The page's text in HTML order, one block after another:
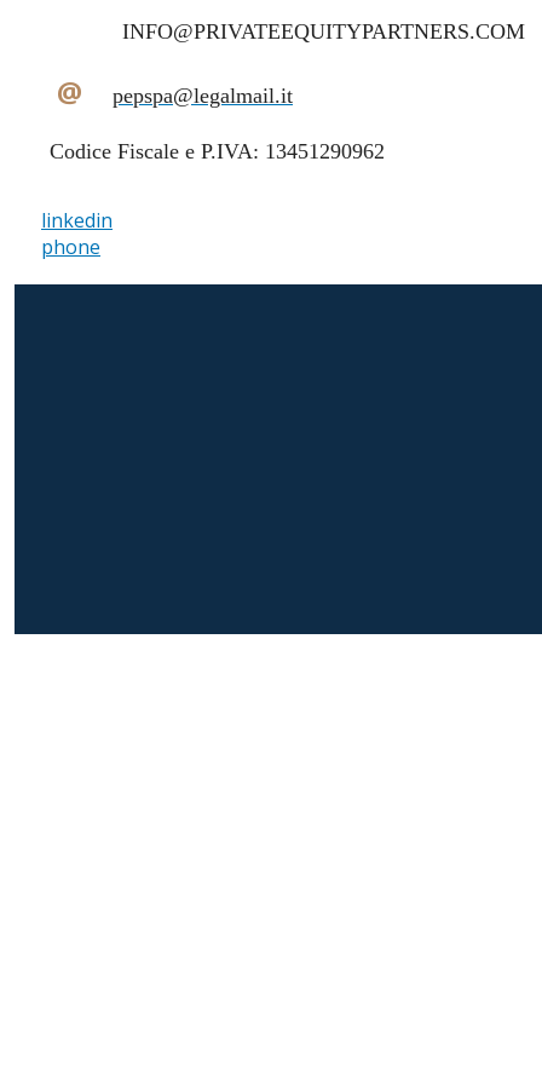
INFO@PRIVATEEQUITYPARTNERS.COM
@ pepspa@legalmail.it
Codice Fiscale e P.IVA: 13451290962
linkedin
phone